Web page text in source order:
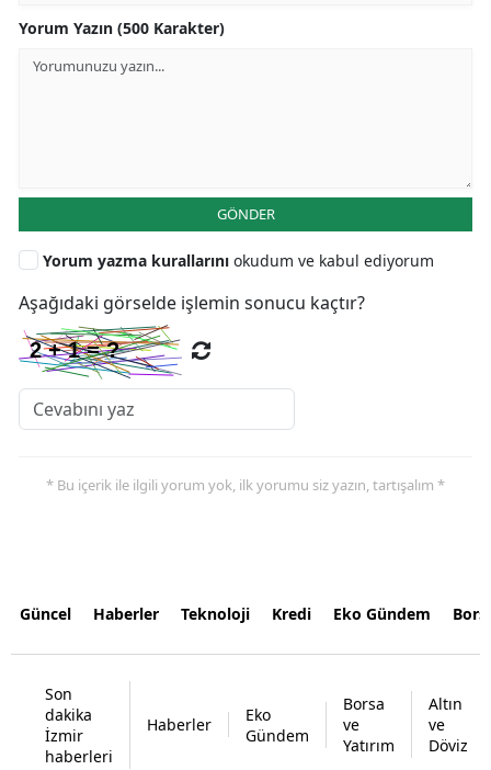
Yorum Yazın (500 Karakter)
GÖNDER
Yorum yazma kurallarını okudum ve kabul ediyorum
Aşağıdaki görselde işlemin sonucu kaçtır?
* Bu içerik ile ilgili yorum yok, ilk yorumu siz yazın, tartışalım *
Güncel Haberler Teknoloji Kredi Eko Gündem
Son
dakika
İzmir
haberleri
Haberler
Eko
Gündem
Borsa
ve
Yatırım
Altın
ve
Döviz